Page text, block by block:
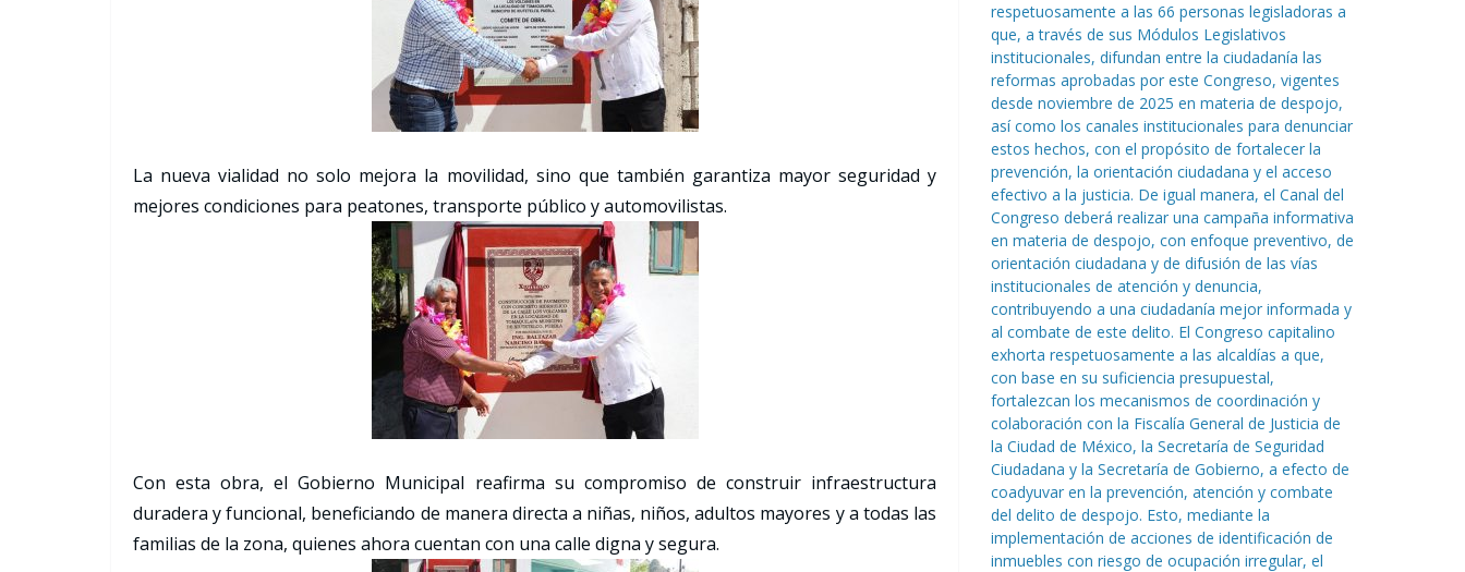
La nueva vialidad no solo mejora la movilidad, sino que también garantiza mayor seguridad y
mejores condiciones para peatones, transporte público y automovilistas.
Con esta obra, el Gobierno Municipal reafirma su compromiso de construir infraestructura
duradera y funcional, beneficiando de manera directa a niñas, niños, adultos mayores y a todas las
familias de la zona, quienes ahora cuentan con una calle digna y segura.
respetuosamente a las 66 personas legisladoras a
que, a través de sus Módulos Legislativos
institucionales, difundan entre la ciudadanía las
reformas aprobadas por este Congreso, vigentes
desde noviembre de 2025 en materia de despojo,
así como los canales institucionales para denunciar
estos hechos, con el propósito de fortalecer la
prevención, la orientación ciudadana y el acceso
efectivo a la justicia. De igual manera, el Canal del
Congreso deberá realizar una campaña informativa
en materia de despojo, con enfoque preventivo, de
orientación ciudadana y de difusión de las vías
institucionales de atención y denuncia,
contribuyendo a una ciudadanía mejor informada y
al combate de este delito. El Congreso capitalino
exhorta respetuosamente a las alcaldías a que,
con base en su suficiencia presupuestal,
fortalezcan los mecanismos de coordinación y
colaboración con la Fiscalía General de Justicia de
la Ciudad de México, la Secretaría de Seguridad
Ciudadana y la Secretaría de Gobierno, a efecto de
coadyuvar en la prevención, atención y combate
del delito de despojo. Esto, mediante la
implementación de acciones de identificación de
inmuebles con riesgo de ocupación irregular, el